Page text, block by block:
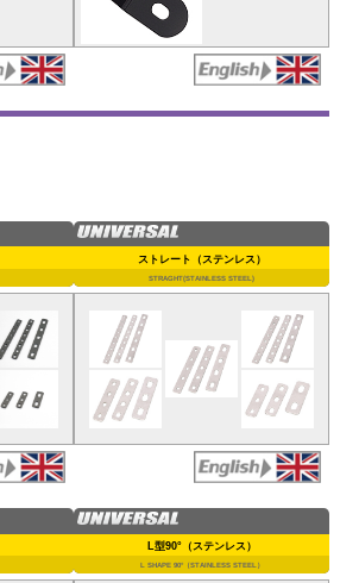
ストレート（ステンレス）
STRAGHT(STAINLESS STEEL)
L型90°（ステンレス）
L SHAPE 90°（STAINLESS STEEL）